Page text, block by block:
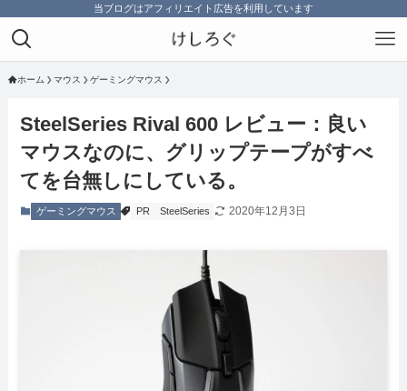
当ブログはアフィリエイト広告を利用しています
ホーム マウス ゲーミングマウス
SteelSeries Rival 600 レビュー：良い
マウスなのに、グリップテープがすべ
てを台無しにしている。
ゲーミングマウス PR SteelSeries 2020年12月3日